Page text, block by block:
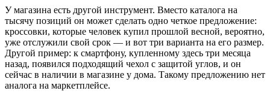
У магазина есть другой инструмент. Вместо каталога на
тысячу позиций он может сделать одно четкое предложение:
кроссовки, которые человек купил прошлой весной, вероятно,
уже отслужили свой срок — и вот три варианта на его размер.
Другой пример: к смартфону, купленному здесь три месяца
назад, появился подходящий чехол с защитой углов, и он
сейчас в наличии в магазине у дома. Такому предложению нет
аналога на маркетплейсе.